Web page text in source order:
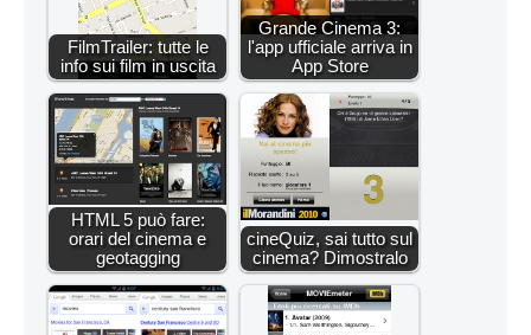
FilmTrailer: tutte le
info sui film in uscita
Grande Cinema 3:
l'app ufficiale arriva in
App Store
HTML 5 può fare:
orari del cinema e
geotagging
cineQuiz, sai tutto sul
cinema? Dimostralo